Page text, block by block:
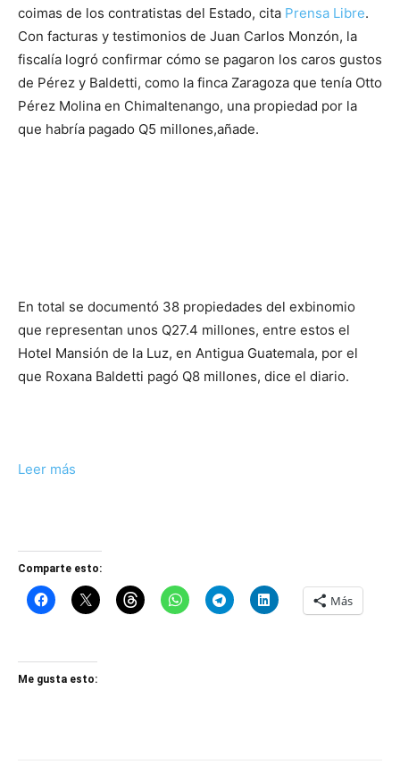
coimas de los contratistas del Estado, cita Prensa Libre.
Con facturas y testimonios de Juan Carlos Monzón, la
fiscalía logró confirmar cómo se pagaron los caros gustos
de Pérez y Baldetti, como la finca Zaragoza que tenía Otto
Pérez Molina en Chimaltenango, una propiedad por la
que habría pagado Q5 millones,añade.
En total se documentó 38 propiedades del exbinomio
que representan unos Q27.4 millones, entre estos el
Hotel Mansión de la Luz, en Antigua Guatemala, por el
que Roxana Baldetti pagó Q8 millones, dice el diario.
Leer más
Comparte esto:
Más
Me gusta esto: